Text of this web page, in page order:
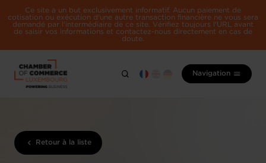
Ce site a un but exclusivement informatif. Aucun paiement de
cotisation ou exécution d'une autre transaction financière ne vous sera
demandé par l'intermédiaire de ce site. Vérifiez toujours l'URL avant
de saisir vos informations et contactez-nous directement en cas de
doute.
Navigation
Retour à la liste